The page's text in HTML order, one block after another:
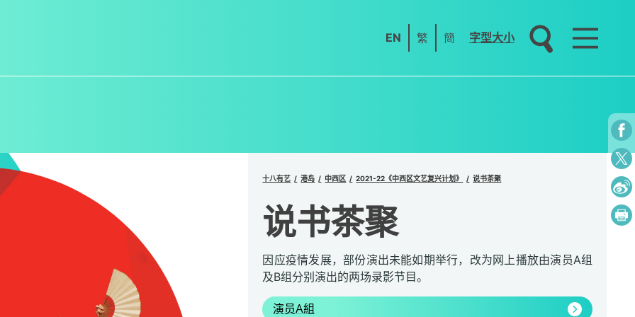
EN 繁 簡 字型大小
十八有艺 港岛 中西区 2021-22《中西区文艺复兴计划》 说书茶聚
说书茶聚
因应疫情发展，部份演出未能如期举行，改为网上播放由演员A组
及B组分别演出的两场录影节目。
演员A組